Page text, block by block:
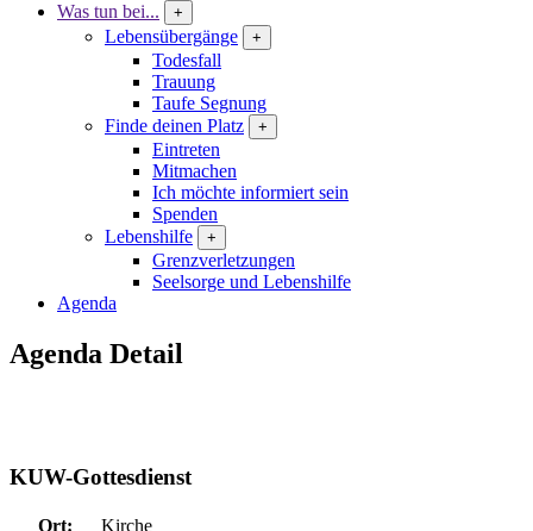
Was tun bei...
+
Lebensübergänge +
Todesfall
Trauung
Taufe Segnung
Finde deinen Platz
+
Eintreten
Mitmachen
Ich möchte informiert sein
Spenden
Lebenshilfe
+
Grenzverletzungen
Seelsorge und Lebenshilfe
Agenda
Agenda Detail
KUW-Gottesdienst
Ort:
Kirche